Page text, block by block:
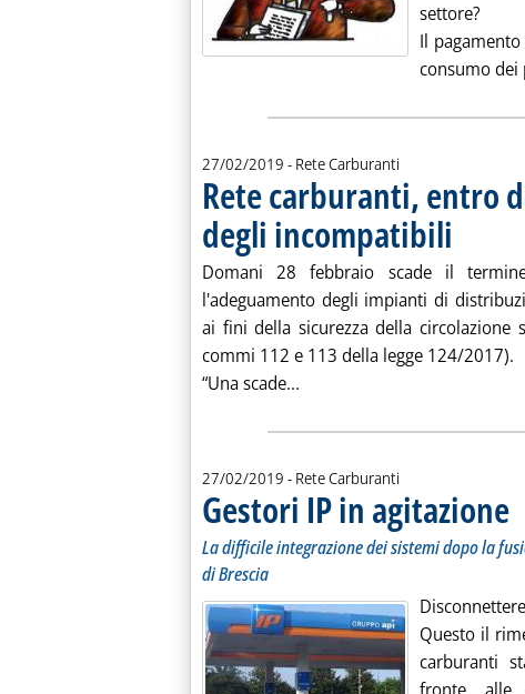
settore?
Il
consumo dei
27/02/2019 - Rete Carburanti
Rete carburanti, entro
degli incompatibili .
Domani 28 febbraio scade il
l'adeguamento degli impianti di
ai fini della sicurezza della circolazione
commi 112 e 113 della legge 124/2017).
“Una scade... Leggi tutta la notizia:
27/02/2019 - Rete Carburanti
Gestori IP in agitazione .
La difficile integrazione dei sistemi dopo la
di Brescia
Questo il
carburanti